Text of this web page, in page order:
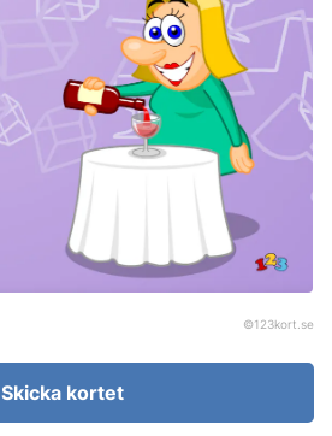
©123kort.se
Skicka kortet